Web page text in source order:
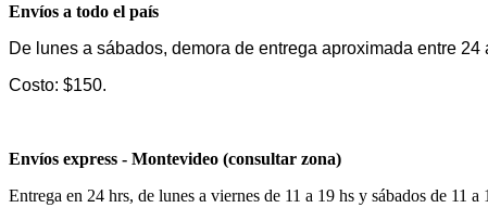
Envíos a todo el país
De lunes a sábados, demora de entrega aproximada entre 24
Costo: $150.
Envíos express - Montevideo (consultar zona)
Entrega en 24 hrs, de lunes a viernes de 11 a 19 hs y sábados de 11